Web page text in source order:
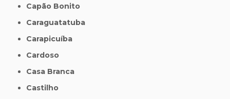
Capão Bonito
Caraguatatuba
Carapicuíba
Cardoso
Casa Branca
Castilho